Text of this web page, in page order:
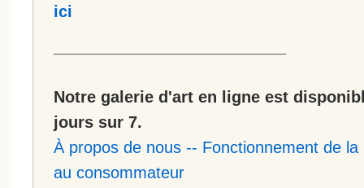
ici
Notre galerie d'art en ligne est
jours sur 7.
À propos de nous -- Fonctionnement de
au consommateur